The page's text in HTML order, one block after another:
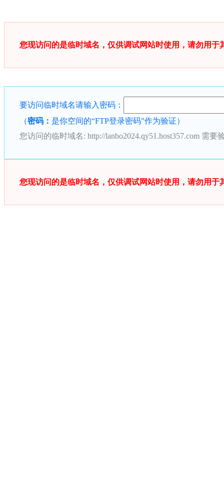
您现访问的是临时域名，仅供调试网站时使用，请勿用
要访问临时域名请输入密码：
（密码： 是你空间的“FTP登录密码”作为验证）
您访问的临时域名: http://lanbo2024.qy51.host357.com 需要
您现访问的是临时域名，仅供调试网站时使用，请勿用